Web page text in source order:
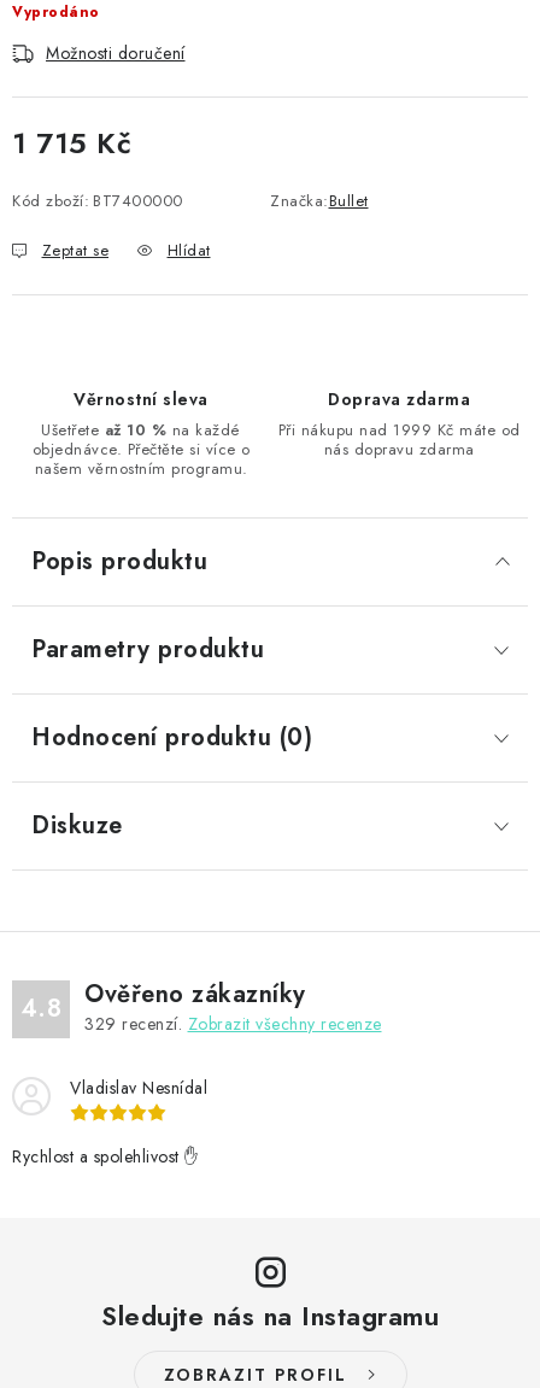
Vyprodáno
Možnosti doručení
1 715 Kč
Kód zboží: BT7400000 Značka:Bullet
Zeptat se Hlídat
Věrnostní sleva
Ušetřete až 10 % na každé
objednávce. Přečtěte si více o
našem věrnostním programu.
Doprava zdarma
Při nákupu nad 1999 Kč máte od
nás dopravu zdarma
Popis produktu
Parametry produktu
Hodnocení produktu (0)
Diskuze
4.8 Ověřeno zákazníky
329 recenzí. Zobrazit všechny recenze
Vladislav Nesnídal
Rychlost a spolehlivost ✋
Sledujte nás na Instagramu
ZOBRAZIT PROFIL